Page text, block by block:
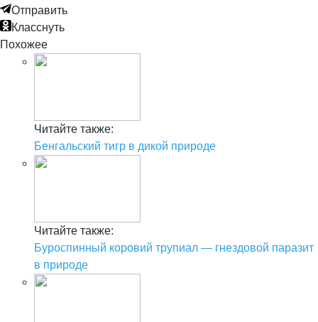
Отправить
Класснуть
Похожее
Читайте также:
Бенгальский тигр в дикой природе
Читайте также:
Буроспинный коровий трупиал — гнездовой паразит
в природе